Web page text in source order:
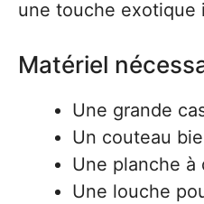
une touche exotique
Matériel
Une grande
Un couteau
Une planche à
Une louche